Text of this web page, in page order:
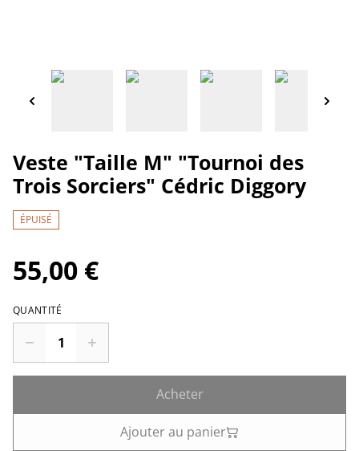
Veste "Taille M" "Tournoi des
Trois Sorciers" Cédric Diggory
ÉPUISÉ
55,00 €
QUANTITÉ
Acheter
Ajouter au panier